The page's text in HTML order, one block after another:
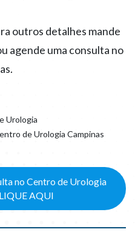
outros detalhes mande
agende uma consulta no
Urologia
de Urologia Campinas
no Centro de Urologia
AQUI